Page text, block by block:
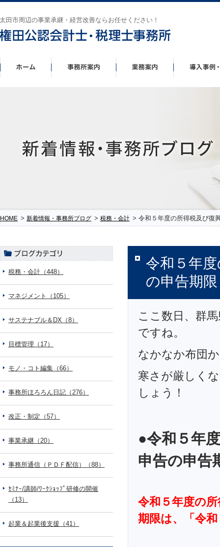
太田市周辺の事業承継・経営改善ならお任せください！
HOME > 新着情報・事務所ブログ > 税務・会計 > 令和５年度の所得税及び復
令和５年
の申告期
ここ数日、群
ですね。
なかなか布団
寒さが厳しく
しょう！
●令和５年
申告の申告
令和５年度の
期限は、「令
税務・会計（448）
マネジメント（105）
サステナブル＆DX（8）
目標管理（17）
モノ・コト編集（66）
事務所ほろろん日記（276）
改正・制定（57）
事業承継（20）
事務所通信（ＰＤＦ配信）（88）
ｾﾐﾅｰ/講師/ﾜｰｸｼｮｯﾌﾟ研修の開催
（13）
起業＆起業後支援（41）